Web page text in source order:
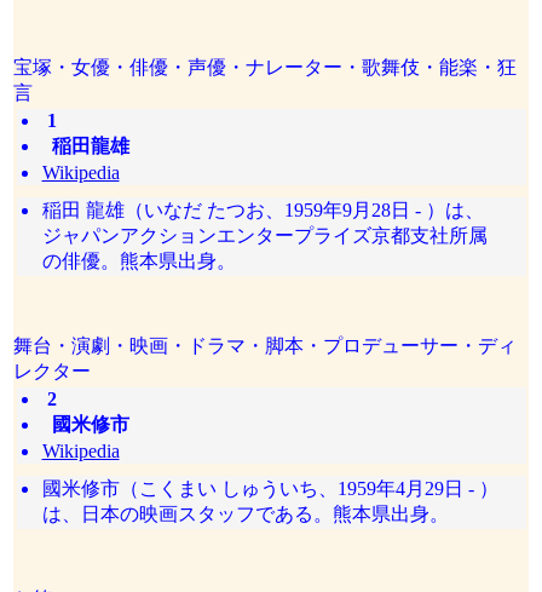
宝塚・女優・俳優・声優・ナレーター・歌舞伎・能楽・狂
言
1
稲田龍雄
Wikipedia
稲田 龍雄（いなだ たつお、1959年9月28日 - ）は、
ジャパンアクションエンタープライズ京都支社所属
の俳優。熊本県出身。
舞台・演劇・映画・ドラマ・脚本・プロデューサー・ディ
レクター
2
國米修市
Wikipedia
國米修市（こくまい しゅういち、1959年4月29日 - ）
は、日本の映画スタッフである。熊本県出身。